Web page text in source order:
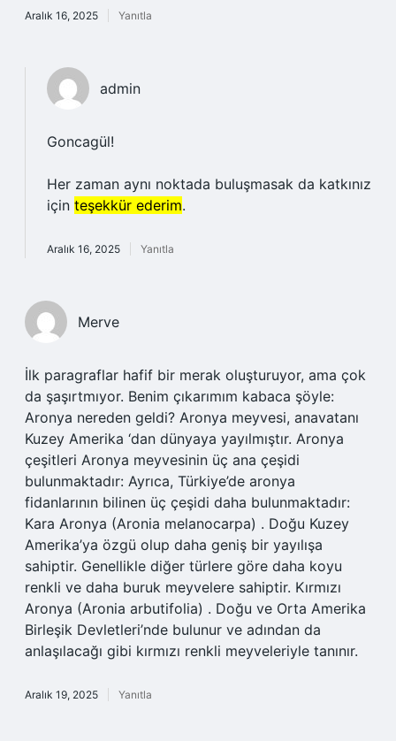
Aralık 16, 2025 Yanıtla
admin
Goncagül!
Her zaman aynı noktada buluşmasak da katkınız
için teşekkür ederim.
Aralık 16, 2025 Yanıtla
Merve
İlk paragraflar hafif bir merak oluşturuyor, ama çok
da şaşırtmıyor. Benim çıkarımım kabaca şöyle:
Aronya nereden geldi? Aronya meyvesi, anavatanı
Kuzey Amerika ‘dan dünyaya yayılmıştır. Aronya
çeşitleri Aronya meyvesinin üç ana çeşidi
bulunmaktadır: Ayrıca, Türkiye’de aronya
fidanlarının bilinen üç çeşidi daha bulunmaktadır:
Kara Aronya (Aronia melanocarpa) . Doğu Kuzey
Amerika’ya özgü olup daha geniş bir yayılışa
sahiptir. Genellikle diğer türlere göre daha koyu
renkli ve daha buruk meyvelere sahiptir. Kırmızı
Aronya (Aronia arbutifolia) . Doğu ve Orta Amerika
Birleşik Devletleri’nde bulunur ve adından da
anlaşılacağı gibi kırmızı renkli meyveleriyle tanınır.
Aralık 19, 2025 Yanıtla